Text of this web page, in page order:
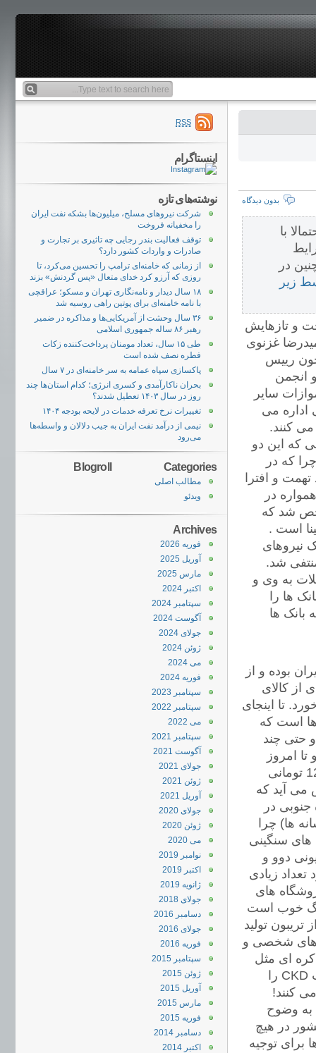
بدون دیدگاه
با
در
زیر
و تازهایش
غزنوی
رییس
انجمن
سایر
اداره می
کنند.
که این دو
که در
و افترا
در
شد که
است .
نیروهای
شد.
به وی و
ها را
بانک ها
بوده و از
از کالای
تا اینجای
است که
حتی چند
امروز
طبق گفته او بازگشتی نداشته است. سرمایه ای که با دلار دولتی 1200 تومانی
می آید که
در
ها) چرا
های سنگینی
دوو و
زیادی
های
خوب است
تولید
های شخصی و
کره ای مثل
سامسونگ و ال جی که در چند سال اخیر بیشترین حجم تولید در قالب CKD را
کنند!
به وضوح
در هیچ
برای توجیه
RSS
اینستاگرام
نوشته‌های تازه
شرکت نیروهای مسلح، میلیون‌ها بشکه نفت ایران
را مخفیانه فروخت
توقف فعالیت بندر رجایی چه تاثیری بر تجارت و
صادرات و واردات کشور دارد؟
از زمانی که خامنه‌ای ترامپ را تحسین می‌کرد، تا
روزی که آرزو کرد خدای متعال «پس گردنش» بزند
۱۸ سال دیدار و نامه‌نگاری تهران و مسکو؛ عراقچی
با نامه خامنه‌ای برای پوتین راهی روسیه شد
۳۶ سال وحشت از آمریکایی‌ها و مذاکره در ضمیر
رهبر ۸۶ ساله جمهوری اسلامی
طی ۱۵ سال، تعداد مومنان پرداخت‌کننده زکات
فطره نصف شده است
پاکسازی سپاه عمامه به سر خامنه‌‌ای در ۷ سال
بحران ناکارآمدی و کسری انرژی؛ کدام استان‌ها چند
روز در سال ۱۴۰۳ تعطیل شدند؟
تغییرات نرخ تعرفه خدمات در لایحه بودجه ۱۴۰۴
نیمی از درآمد نفت ایران به جیب دلالان و واسطه‌ها
می‌رود
Categories
مطالب اصلی
ویدئو
Blogroll
Archives
فوریه 2026
آوریل 2025
مارس 2025
اکتبر 2024
سپتامبر 2024
آگوست 2024
جولای 2024
ژوئن 2024
می 2024
فوریه 2024
سپتامبر 2023
سپتامبر 2022
می 2022
سپتامبر 2021
آگوست 2021
جولای 2021
ژوئن 2021
آوریل 2021
جولای 2020
ژوئن 2020
می 2020
نوامبر 2019
اکتبر 2019
ژانویه 2019
جولای 2018
دسامبر 2016
جولای 2016
فوریه 2016
سپتامبر 2015
ژوئن 2015
آوریل 2015
مارس 2015
فوریه 2015
دسامبر 2014
اکتبر 2014